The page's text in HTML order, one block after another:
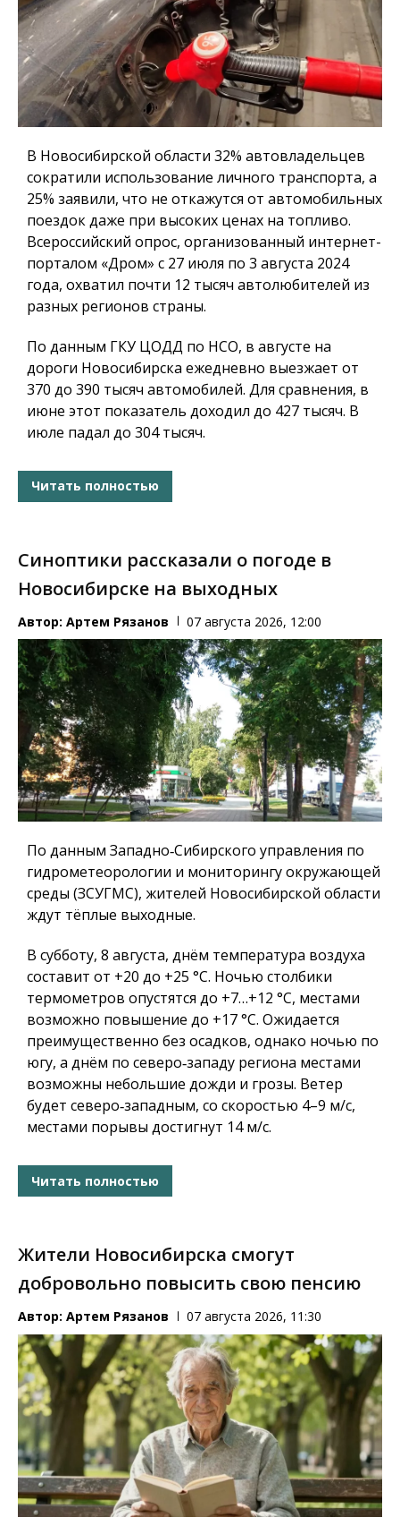
В Новосибирской области 32% автовладельцев
сократили использование личного транспорта, а
25% заявили, что не откажутся от автомобильных
поездок даже при высоких ценах на топливо.
Всероссийский опрос, организованный интернет-
порталом «Дром» с 27 июля по 3 августа 2024
года, охватил почти 12 тысяч автолюбителей из
разных регионов страны.
По данным ГКУ ЦОДД по НСО, в августе на
дороги Новосибирска ежедневно выезжает от
370 до 390 тысяч автомобилей. Для сравнения, в
июне этот показатель доходил до 427 тысяч. В
июле падал до 304 тысяч.
Читать полностью
Синоптики рассказали о погоде в
Новосибирске на выходных
Автор: Артем Рязанов 07 августа 2026, 12:00
По данным Западно‑Сибирского управления по
гидрометеорологии и мониторингу окружающей
среды (ЗСУГМС), жителей Новосибирской области
ждут тёплые выходные.
В субботу, 8 августа, днём температура воздуха
составит от +20 до +25 °C. Ночью столбики
термометров опустятся до +7…+12 °C, местами
возможно повышение до +17 °C. Ожидается
преимущественно без осадков, однако ночью по
югу, а днём по северо‑западу региона местами
возможны небольшие дожди и грозы. Ветер
будет северо‑западным, со скоростью 4–9 м/с,
местами порывы достигнут 14 м/с.
Читать полностью
Жители Новосибирска смогут
добровольно повысить свою пенсию
Автор: Артем Рязанов 07 августа 2026, 11:30